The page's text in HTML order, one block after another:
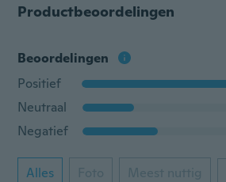
Productbeoordelingen
Beoordelingen
Positief
Neutraal
Negatief
Alles Foto Meest nuttig